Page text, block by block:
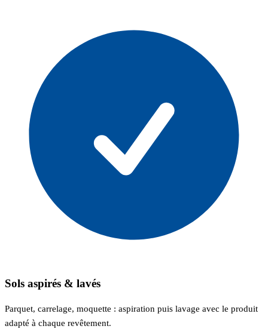
Sols aspirés & lavés
Parquet, carrelage, moquette : aspiration puis lavage avec le produit
adapté à chaque revêtement.